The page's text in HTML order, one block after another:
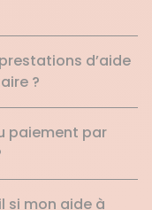
d’aide
?
paiement par
si mon aide à